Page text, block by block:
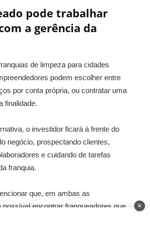
pode trabalhar
a gerência da
de limpeza para cidades
podem escolher entre
por conta própria, ou contratar uma
finalidade.
o investidor ficará à frente do
negócio, prospectando clientes,
e cuidando de tarefas
franquia.
que, em ambas as
possível encontrar franqueadores que
✕